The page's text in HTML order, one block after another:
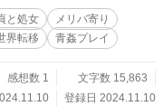
と処女
メリバ寄り
界転移 青姦プレイ
感想数 1
文字数 15,863
登録日 2024.11.10